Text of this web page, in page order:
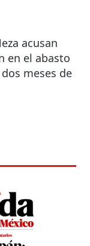
acusan
en el abasto
meses de